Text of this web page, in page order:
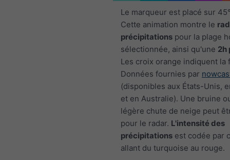
Le marqueur est placé sur
Cette animation montre le
précipitations pour la plage
sélectionnée, ainsi qu'une 2h
Les croix orange indiquent la
Données fournies par
(disponibles aux États-Unis,
et en Australie). Une bruine
légère chute de neige peut
pour le radar. L'intensité des
précipitations est codée par
allant du turquoise au rouge.